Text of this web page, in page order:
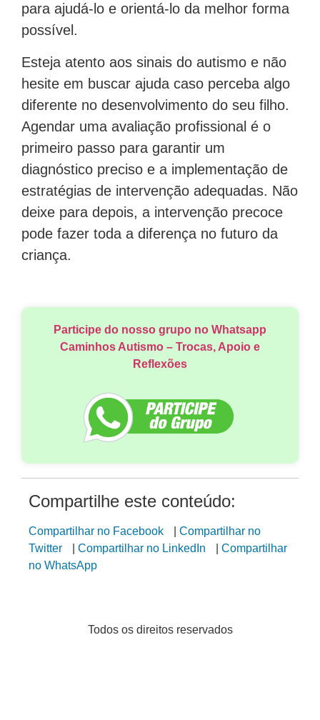
para ajudá-lo e orientá-lo da melhor forma
possível.
Esteja atento aos sinais do autismo e não
hesite em buscar ajuda caso perceba algo
diferente no desenvolvimento do seu filho.
Agendar uma avaliação profissional é o
primeiro passo para garantir um
diagnóstico preciso e a implementação de
estratégias de intervenção adequadas. Não
deixe para depois, a intervenção precoce
pode fazer toda a diferença no futuro da
criança.
Participe do nosso grupo no Whatsapp
Caminhos Autismo – Trocas, Apoio e
Reflexões
Compartilhe este conteúdo:
Compartilhar no Facebook
Compartilhar no
Twitter
Compartilhar no LinkedIn
Compartilhar
no WhatsApp
Todos os direitos reservados